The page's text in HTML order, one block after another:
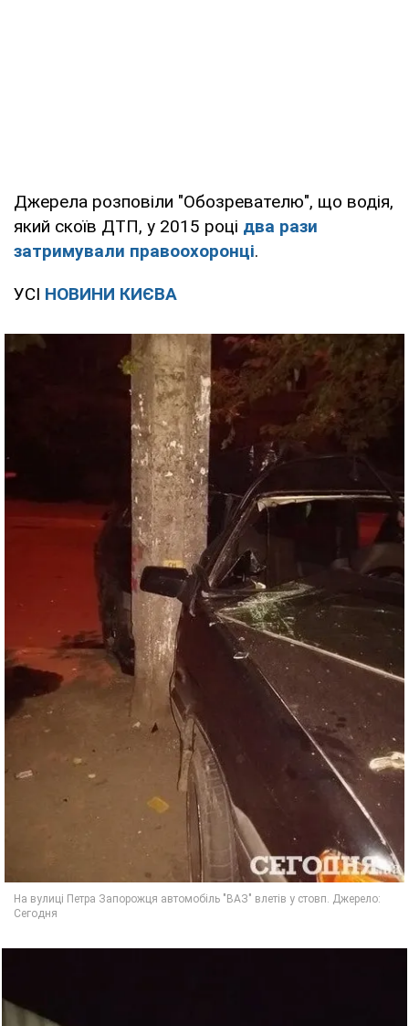
Джерела розповіли "Обозревателю", що водія,
який скоїв ДТП, у 2015 році два рази
затримували правоохоронці.
УСІ НОВИНИ КИЄВА